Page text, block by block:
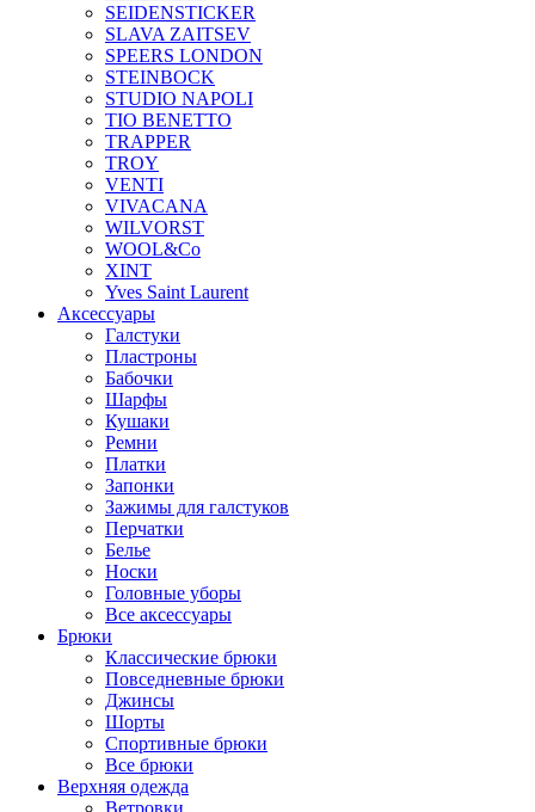
SEIDENSTICKER
SLAVA ZAITSEV
SPEERS LONDON
STEINBOCK
STUDIO NAPOLI
TIO BENETTO
TRAPPER
TROY
VENTI
VIVACANA
WILVORST
WOOL&Co
XINT
Yves Saint Laurent
Аксессуары
Галстуки
Пластроны
Бабочки
Шарфы
Кушаки
Ремни
Платки
Запонки
Зажимы для галстуков
Перчатки
Белье
Носки
Головные уборы
Все аксессуары
Брюки
Классические брюки
Повседневные брюки
Джинсы
Шорты
Спортивные брюки
Все брюки
Верхняя одежда
Ветровки